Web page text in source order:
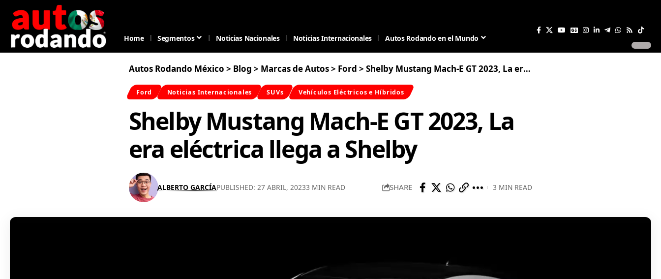
Home Segmentos Noticias Nacionales Noticias Internacionales Autos Rodando en el Mundo
Autos Rodando México > Blog > Marcas de Autos> Ford > Shelby Mustang Mach-E GT 2023, La era eléctrica llega a Shelby
Ford Noticias Internacionales SUVs Vehículos Eléctricos e Híbridos
Shelby Mustang Mach-E GT 2023, La
era eléctrica llega a Shelby
ALBERTO GARCÍAPUBLISHED: 27 ABRIL, 20233 MIN READ SHARE 3 MIN READ